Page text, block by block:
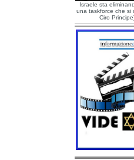
Israele sta
una taskforce che si
Ciro